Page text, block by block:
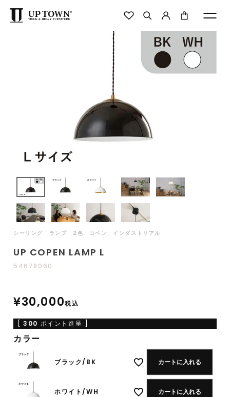
シーリング ランプ 2色 コペン インダストリアル
UP COPEN LAMP L
54678060
¥30,000税込
300 ポイント進呈 ]
カラー
ブラック/BK カートに入れる
ホワイト/WH カートに入れる